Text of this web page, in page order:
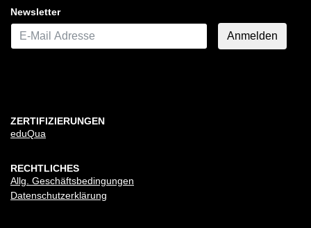
Newsletter
E-Mail*
Anmelden
ZERTIFIZIERUNGEN
eduQua
RECHTLICHES
Allg. Geschäftsbedingungen
Datenschutzerklärung